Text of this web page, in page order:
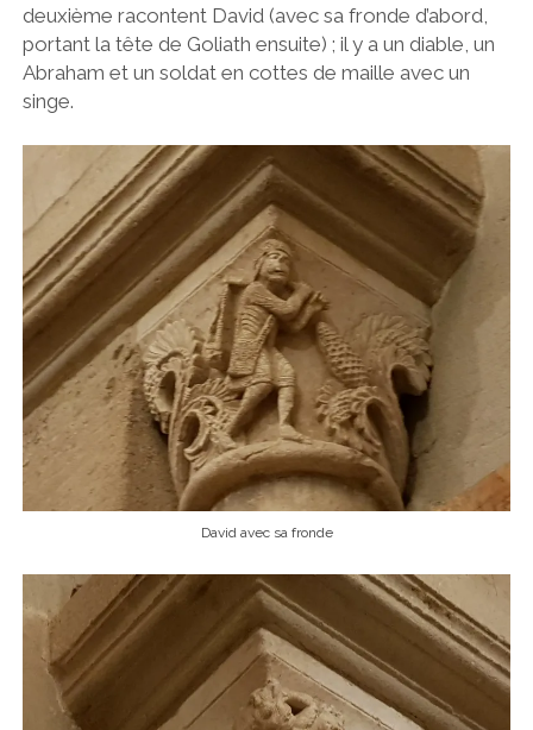
deuxième racontent David (avec sa fronde d’abord,
portant la tête de Goliath ensuite) ; il y a un diable, un
Abraham et un soldat en cottes de maille avec un
singe.
David avec sa fronde